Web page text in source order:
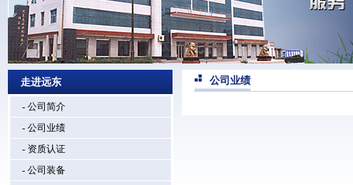
走进远东
- 公司简介
- 公司业绩
- 资质认证
- 公司装备
公司业绩